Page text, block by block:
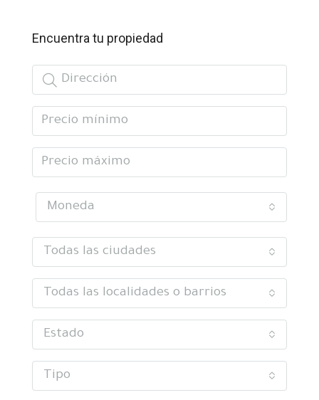
Encuentra tu propiedad
Moneda
Todas las ciudades
Todas las localidades o barrios
Estado
Tipo